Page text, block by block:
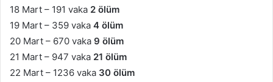
18 Mart – 191 vaka 2 ölüm
19 Mart – 359 vaka 4 ölüm
20 Mart – 670 vaka 9 ölüm
21 Mart – 947 vaka 21 ölüm
22 Mart – 1236 vaka 30 ölüm